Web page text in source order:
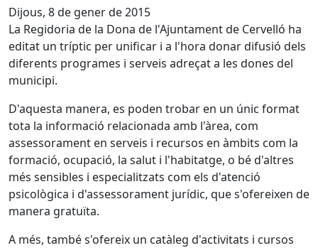
Dijous, 8 de gener de 2015
La Regidoria de la Dona de l'Ajuntament de Cervelló ha
editat un tríptic per unificar i a l'hora donar difusió dels
diferents programes i serveis adreçat a les dones del
municipi.
D'aquesta manera, es poden trobar en un únic format
tota la informació relacionada amb l'àrea, com
assessorament en serveis i recursos en àmbits com la
formació, ocupació, la salut i l'habitatge, o bé d'altres
més sensibles i especialitzats com els d'atenció
psicològica i d'assessorament jurídic, que s'ofereixen de
manera gratuïta.
A més, també s'ofereix un catàleg d'activitats i cursos